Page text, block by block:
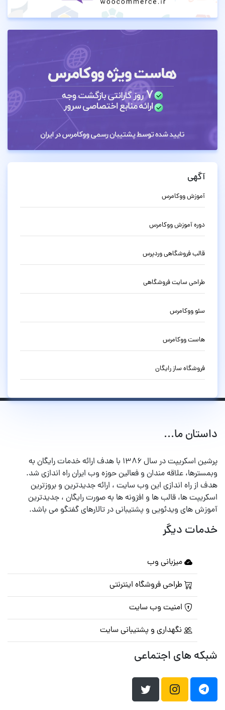
آگهی
آموزش ووکامرس
دوره آموزش ووکامرس
قالب فروشگاهی وردپرس
طراحی سایت فروشگاهی
سئو ووکامرس
هاست ووکامرس
فروشگاه ساز رایگان
داستان ما...
پرشین اسکریپت در سال ۱۳۸۶ با هدف ارائه خدمات رایگان به
وبمسترها، علاقه مندان و فعالین حوزه وب ایران راه اندازی شد.
هدف از راه اندازی این وب سایت ، ارائه جدیدترین و بروزترین
اسکریپت ها، قالب ها و افزونه ها به صورت رایگان ، جدیدترین
آموزش های ویدئویی و پشتیبانی در تالارهای گفتگو می باشد.
خدمات دیگر
میزبانی وب
طراحی فروشگاه اینترنتی
امنیت وب سایت
نگهداری و پشتیبانی سایت
شبکه های اجتماعی